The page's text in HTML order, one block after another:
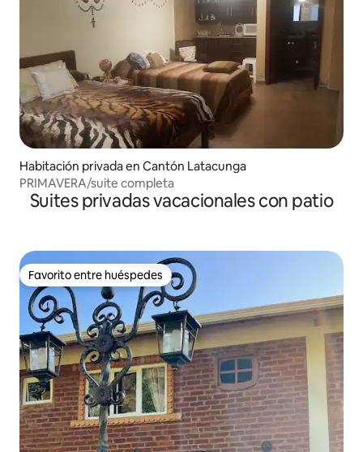
Habitación privada en Cantón Latacunga
PRIMAVERA/suite completa
Suites privadas vacacionales con patio
Favorito entre huéspedes
Favorito entre huéspedes